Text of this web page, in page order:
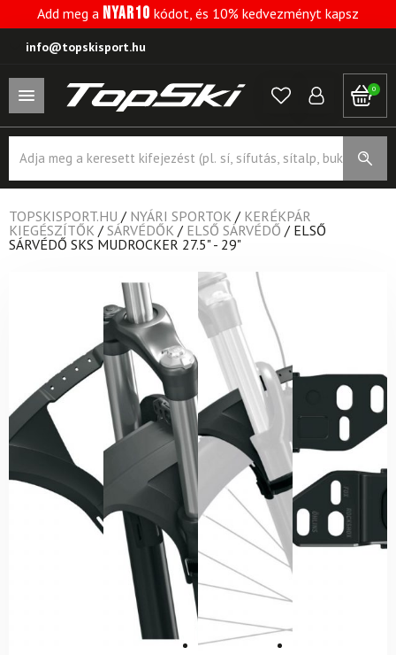
Add meg a NYAR10 kódot, és 10% kedvezményt kapsz
info@topskisport.hu
0
search
TOPSKISPORT.HU / NYÁRI SPORTOK / KERÉKPÁR
KIEGÉSZÍTŐK / SÁRVÉDŐK / ELSŐ SÁRVÉDŐ / ELSŐ
SÁRVÉDŐ SKS MUDROCKER 27.5" - 29"